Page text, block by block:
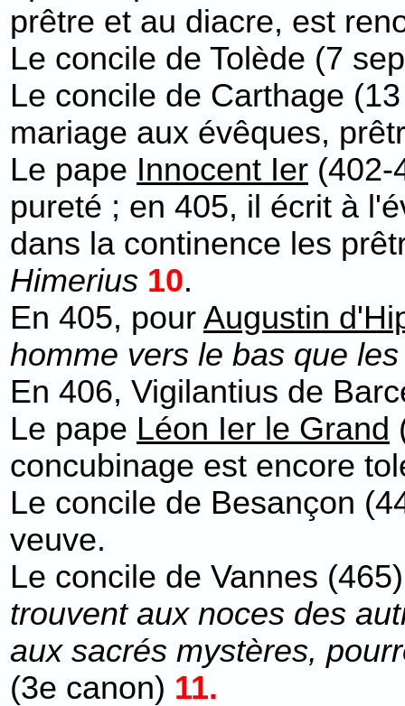
prêtre et au diacre, est
Le concile de Tolède (7
Le concile de Carthage
mariage aux évêques,
Le pape Innocent Ier (402-
pureté ; en 405, il écrit à
dans la continence les
Himerius 10.
En 405, pour Augustin
homme vers le bas que
En 406, Vigilantius de
Le pape Léon Ier le Grand
concubinage est encore
Le concile de Besançon
veuve.
Le concile de Vannes
trouvent aux noces des
aux sacrés mystères,
(3e canon) 11.